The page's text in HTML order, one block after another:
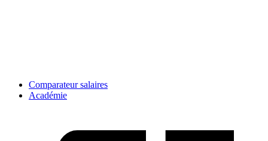
Comparateur salaires
Académie